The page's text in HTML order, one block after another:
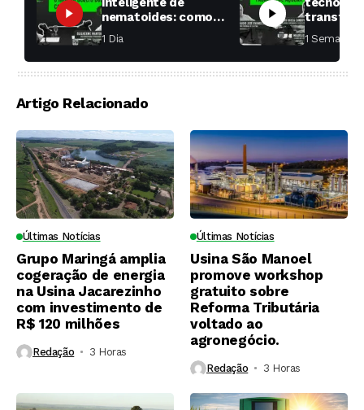
nematoides: como
aumentar a
produtividade das
soqueiras?
1 Dia ⁮
fábricas
1 Semana ⁮
Artigo Relacionado
Últimas Notícias
Grupo Maringá amplia
cogeração de energia
na Usina Jacarezinho
com investimento de
R$ 120 milhões
Redação 3 Horas ⁮
Últimas Notícias
Usina São Manoel
promove workshop
gratuito sobre
Reforma Tributária
voltado ao
agronegócio.
Redação 3 Horas ⁮